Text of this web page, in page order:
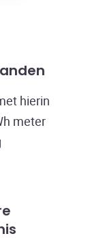
hierin
meter